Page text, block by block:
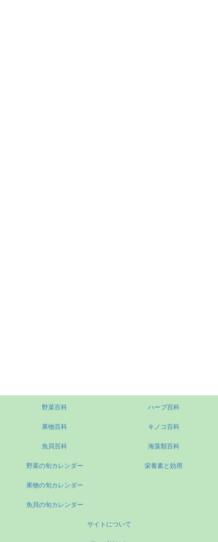
野菜百科
果物百科
魚貝百科
ハーブ百科
キノコ百科
海藻類百科
野菜の旬カレンダー
果物の旬カレンダー
魚貝の旬カレンダー
栄養素と効用
サイトについて